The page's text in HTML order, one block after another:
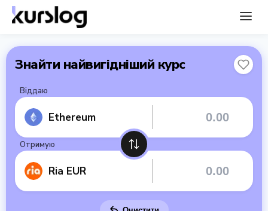
Знайти найвигідніший курс
Віддаю
Ethereum
Отримую
Ria EUR